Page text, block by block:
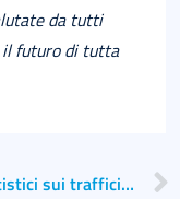
da tutti
il futuro di tutta
Dati statistici sui traffici del secondo trimestre 2020